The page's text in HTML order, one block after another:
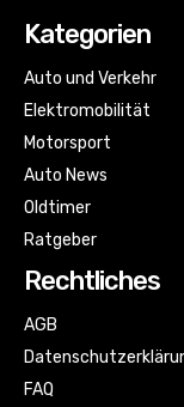
Kategorien
Auto und Verkehr
Elektromobilität
Motorsport
Auto News
Oldtimer
Ratgeber
Rechtliches
AGB
FAQ